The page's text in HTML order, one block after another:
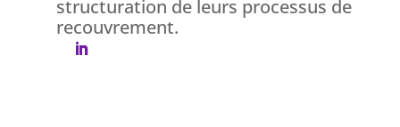
structuration de leurs processus de
recouvrement.